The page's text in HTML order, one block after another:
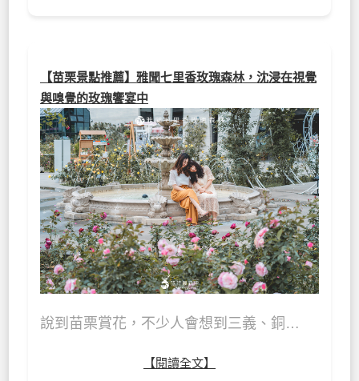
【苗栗景點推薦】雅聞七里香玫瑰森林，沈浸在視覺
與嗅覺的玫瑰饗宴中
說到苗栗賞花，不少人會想到三義、銅…
【閱讀全文】